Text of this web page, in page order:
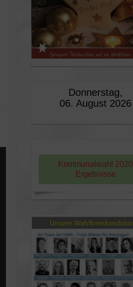
Donnerstag,
06. August 2026
Kommunalwahl 2020
Ergebnisse